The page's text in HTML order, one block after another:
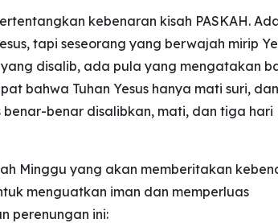
kebenaran kisah PASKAH.
tapi seseorang yang berwajah mirip
disalib, ada pula yang mengatakan
bahwa Tuhan Yesus hanya mati suri, dan
benar disalibkan, mati, dan tiga hari
Minggu yang akan memberitakan
menguatkan iman dan memperluas
perenungan ini: